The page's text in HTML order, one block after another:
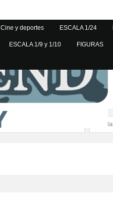
Cine y deportes ESCALA 1/24
ESCALA 1/9 y 1/10 FIGURAS